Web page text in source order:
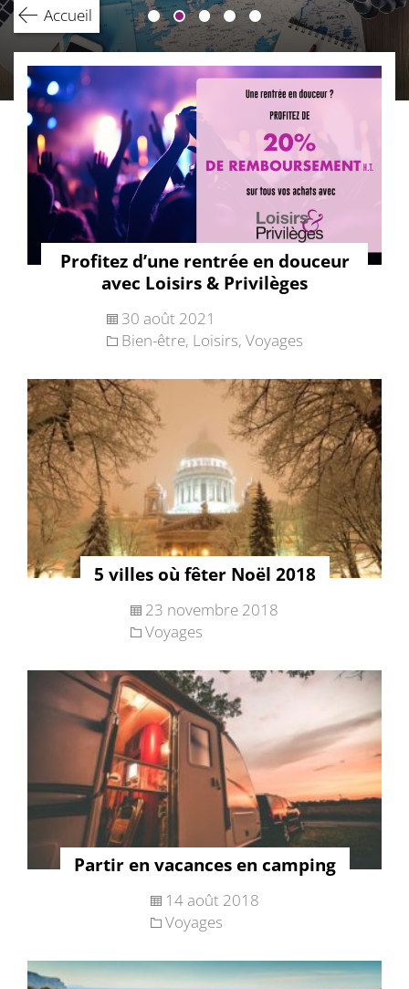
Accueil
Profitez d’une rentrée en douceur
avec Loisirs & Privilèges
30 août 2021
Bien-être, Loisirs, Voyages
5 villes où fêter Noël 2018
23 novembre 2018
Voyages
Partir en vacances en camping
14 août 2018
Voyages